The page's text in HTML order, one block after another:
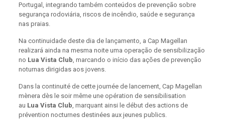
Portugal, integrando também conteúdos de prevenção sobre
segurança rodoviária, riscos de incêndio, saúde e segurança
nas praias.
Na continuidade deste dia de lançamento, a Cap Magellan
realizará ainda na mesma noite uma operação de sensibilização
no Lua Vista Club , marcando o início das ações de prevenção
noturnas dirigidas aos jovens.
Dans la continuité de cette journée de lancement, Cap Magellan
mènera dès le soir même une opération de sensibilisation
au Lua Vista Club , marquant ainsi le début des actions de
prévention nocturnes destinées aux jeunes publics.